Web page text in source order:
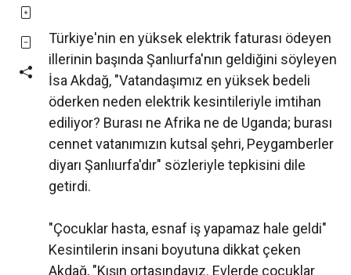
Türkiye'nin en yüksek elektrik faturası ödeyen
illerinin başında Şanlıurfa'nın geldiğini söyleyen
İsa Akdağ, "Vatandaşımız en yüksek bedeli
öderken neden elektrik kesintileriyle imtihan
ediliyor? Burası ne Afrika ne de Uganda; burası
cennet vatanımızın kutsal şehri, Peygamberler
diyarı Şanlıurfa'dır" sözleriyle tepkisini dile
getirdi.
"Çocuklar hasta, esnaf iş yapamaz hale geldi"
Kesintilerin insani boyutuna dikkat çeken
Akdağ, "Kışın ortasındayız. Evlerde çocuklar